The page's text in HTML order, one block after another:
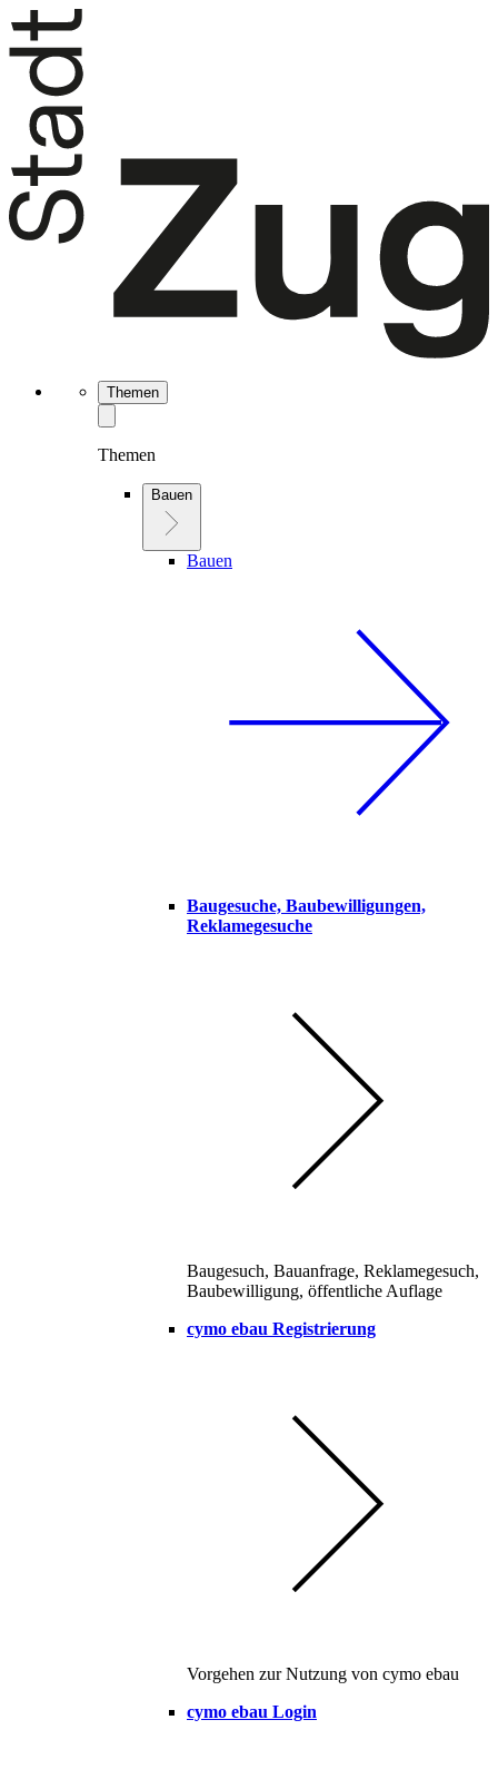
Themen
Themen
Bauen
Bauen
Baugesuche, Baubewilligungen,
Reklamegesuche
Baugesuch, Bauanfrage, Reklamegesuch,
Baubewilligung, öffentliche Auflage
cymo ebau Registrierung
Vorgehen zur Nutzung von cymo ebau
cymo ebau Login